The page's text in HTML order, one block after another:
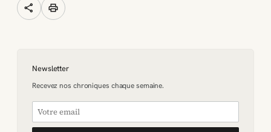
share print
Newsletter
Recevez nos chroniques chaque semaine.